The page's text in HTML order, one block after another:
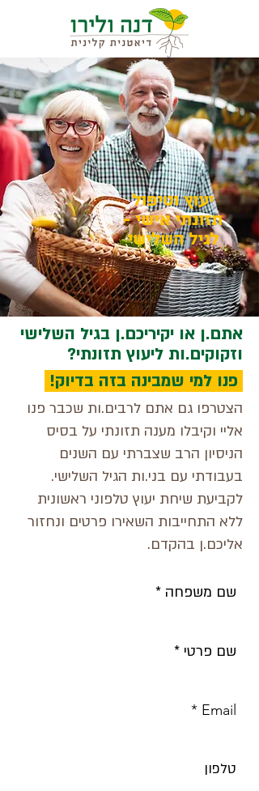
יעוץ וטיפול
תזונתי אישי -
לגיל השלישי
אתם.ן או יקיריכם.ן בגיל השלישי
וזקוקים.ות ליעוץ תזונתי?
פנו למי שמבינה בזה בדיוק!
הצטרפו גם אתם לרבים.ות שכבר פנו
אליי וקיבלו מענה תזונתי על בסיס
הניסיון הרב שצברתי עם השנים
בעבודתי עם בני.ות הגיל השלישי.
לקביעת שיחת יעוץ טלפוני ראשונית
ללא התחייבות השאירו פרטים ונחזור
אליכם.ן בהקדם.
שם משפחה
שם פרטי
Email
טלפון